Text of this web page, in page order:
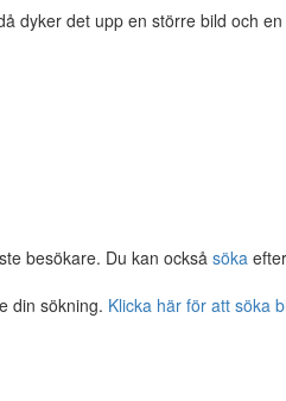
dyker det upp en större bild och
besökare. Du kan också söka
din sökning. Klicka här för att söka